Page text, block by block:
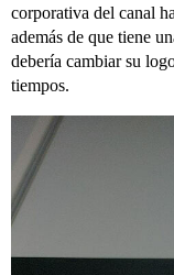
corporativa del canal
además de que tiene
debería cambiar su
tiempos.